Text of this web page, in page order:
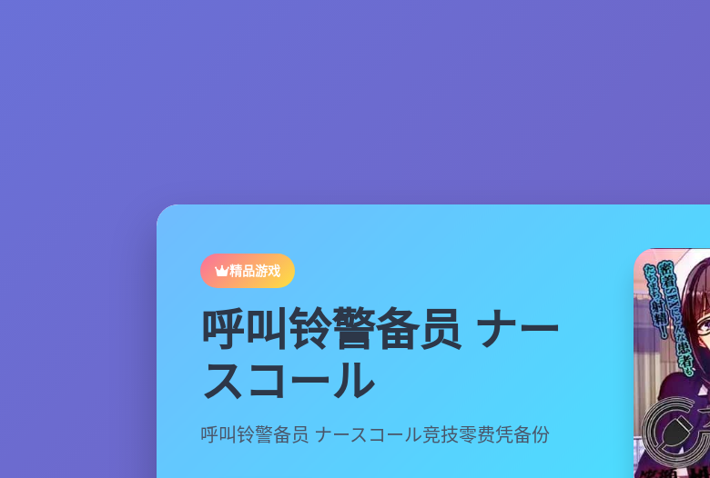
精品游戏
呼叫铃警备员 ナー
スコール
呼叫铃警备员 ナースコール竞技零费凭备份